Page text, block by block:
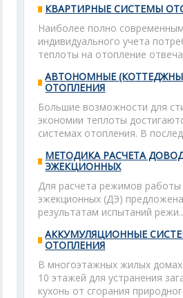
КВАРТИРНЫЕ СИСТЕМЫ
Наиболее полно
индивидуального учета
теплоты на отопление
АВТОНОМНЫЕ
ОТОПЛЕНИЯ
Большие возможности для
экономии теплоты
системах отопления. В
МЕТОДИКА РАСЧЕТА
ЭЖЕКЦИОННЫХ
Для расчета режимов работы
эжекционных (ДЭ)
результатам испытаний
АККУМУЛЯЦИОННЫЕ
ОТОПЛЕНИЯ
В многоэтажных жилых
10 этажей для устранения
кухонь от сгорания